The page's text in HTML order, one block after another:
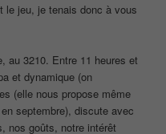
le jeu, je tenais donc à vous
au 3210. Entre 11 heures et
et dynamique (on
(elle nous propose même
septembre), discute avec
nos goûts, notre intérêt